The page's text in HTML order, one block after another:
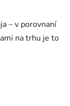
– v porovnaní
na trhu je to